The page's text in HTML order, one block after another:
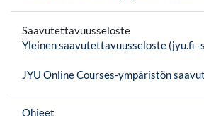
Saavutettavuusseloste
Yleinen saavutettavuusseloste (jyu.fi
JYU Online Courses-ympäristön
Ohjeet